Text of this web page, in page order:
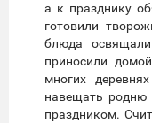
а к празднику
готовили
блюда
приносили
многих
навещать родню
праздником.